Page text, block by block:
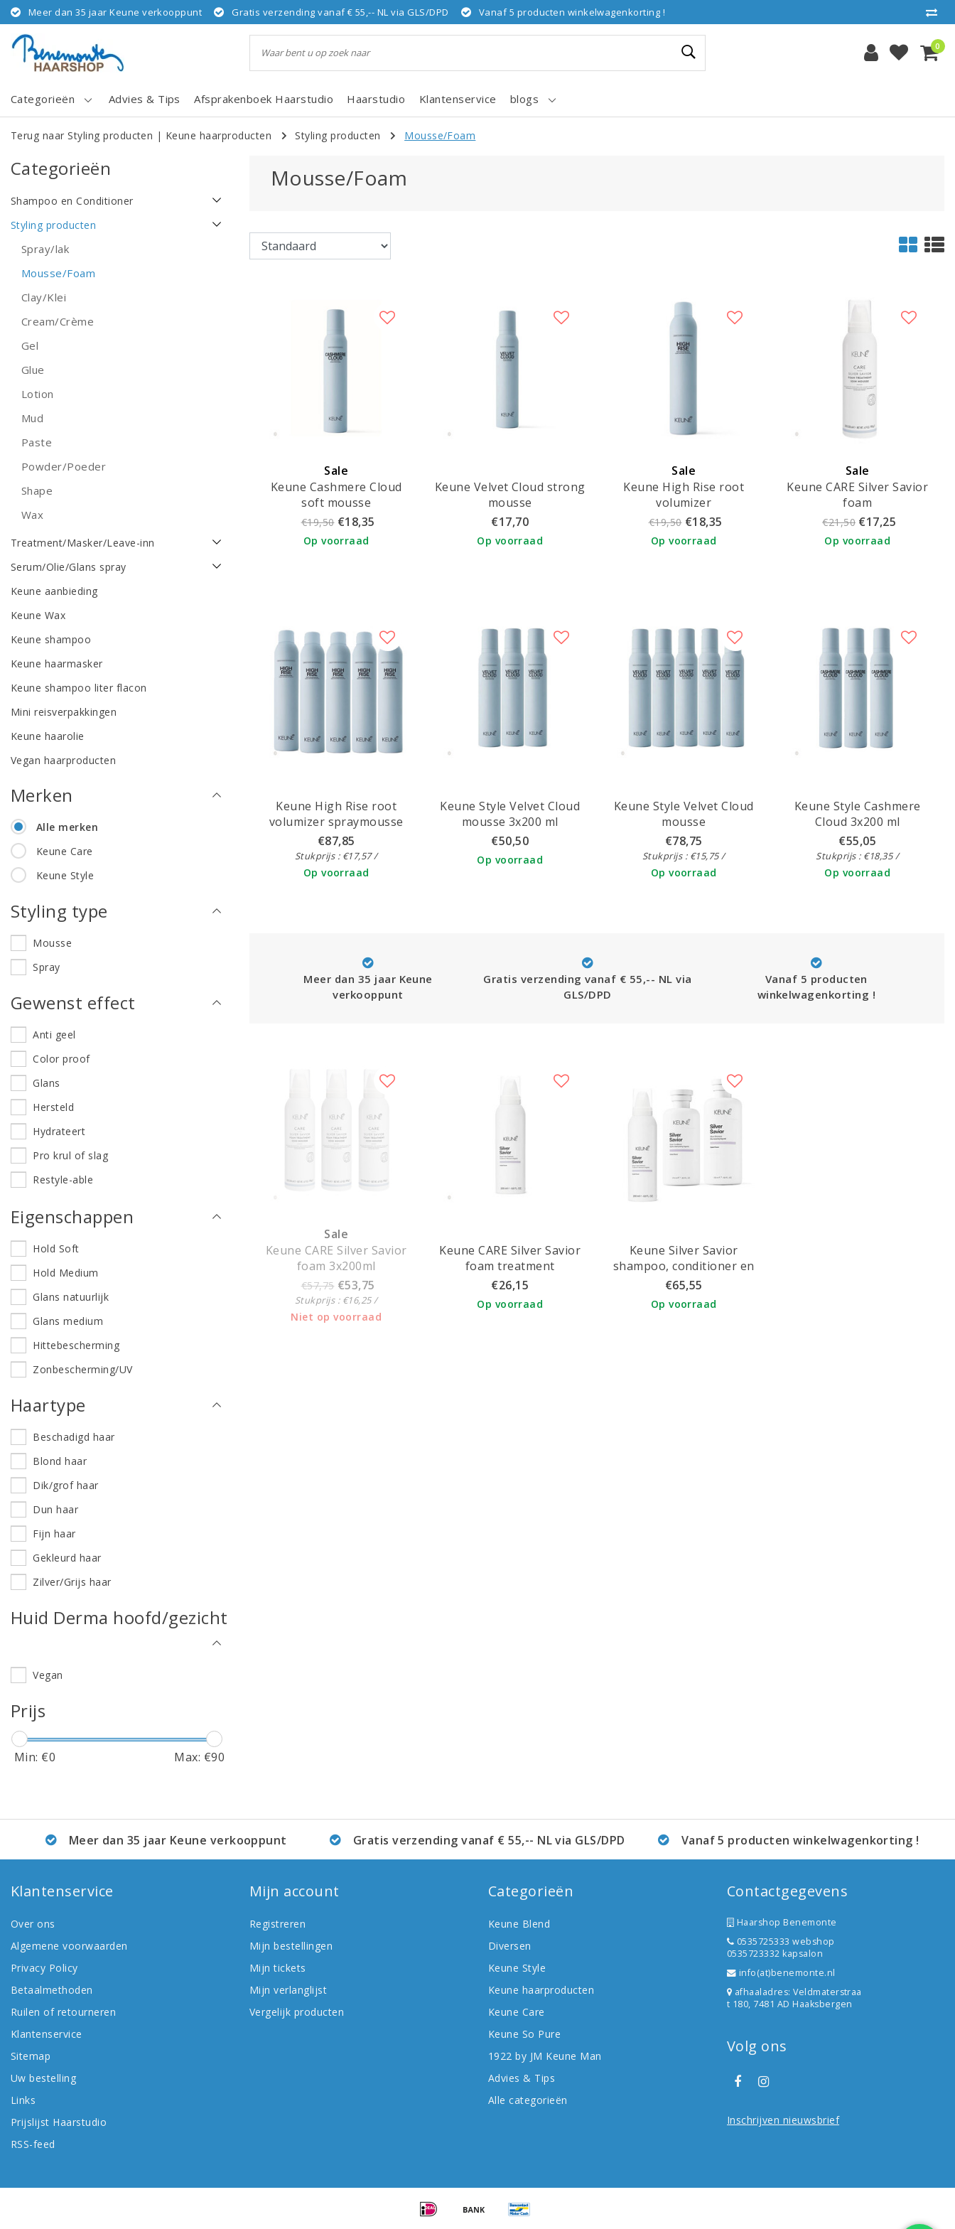
Meer dan 35 jaar Keune verkooppunt Gratis verzending vanaf € 55,-- NL via GLS/DPD Vanaf 5 producten winkelwagenkorting !
0
Categorieën Advies & Tips Afsprakenboek Haarstudio Haarstudio Klantenservice blogs
Terug naar Styling producten | Keune haarproducten Styling producten Mousse/Foam
Categorieën
Shampoo en Conditioner
Styling producten
Spray/lak
Mousse/Foam
Clay/Klei
Cream/Crème
Gel
Glue
Lotion
Mud
Paste
Powder/Poeder
Shape
Wax
Treatment/Masker/Leave-inn
Serum/Olie/Glans spray
Keune aanbieding
Keune Wax
Keune shampoo
Keune haarmasker
Keune shampoo liter flacon
Mini reisverpakkingen
Keune haarolie
Vegan haarproducten
Merken
Alle merken
Keune Care
Keune Style
Styling type
Mousse
Spray
Gewenst effect
Anti geel
Color proof
Glans
Hersteld
Hydrateert
Pro krul of slag
Restyle-able
Verstevigd
Voedend
Volume
Eigenschappen
Hold Soft
Hold Medium
Glans natuurlijk
Glans medium
Hittebescherming
Zonbescherming/UV
Haartype
Beschadigd haar
Blond haar
Dik/grof haar
Dun haar
Fijn haar
Gekleurd haar
Zilver/Grijs haar
Huid Derma hoofd/gezicht
Vegan
Prijs
Min: €0 Max: €90
Mousse/Foam
Sale
Keune Cashmere Cloud
soft mousse
€19,50 €18,35
Op voorraad
Keune Velvet Cloud strong
mousse
€17,70
Op voorraad
Sale
Keune High Rise root
volumizer
€19,50 €18,35
Op voorraad
Sale
Keune CARE Silver Savior
foam
€21,50 €17,25
Op voorraad
Keune High Rise root
volumizer spraymousse
5x300 ml
€87,85
Stukprijs : €17,57 /
Op voorraad
Keune Style Velvet Cloud
mousse 3x200 ml
€50,50
Op voorraad
Keune Style Velvet Cloud
mousse
€78,75
Stukprijs : €15,75 /
Op voorraad
Keune Style Cashmere
Cloud 3x200 ml
€55,05
Stukprijs : €18,35 /
Op voorraad
Meer dan 35 jaar Keune
verkooppunt
Gratis verzending vanaf € 55,-- NL via
GLS/DPD
Vanaf 5 producten
winkelwagenkorting !
Sale
Keune CARE Silver Savior
foam 3x200ml
€57,75 €53,75
Stukprijs : €16,25 /
Niet op voorraad
Keune CARE Silver Savior
foam treatment
€26,15
Op voorraad
Keune Silver Savior
shampoo, conditioner en
foam treatment
€65,55
Op voorraad
Meer dan 35 jaar Keune verkooppunt Gratis verzending vanaf € 55,-- NL via GLS/DPD Vanaf 5 producten winkelwagenkorting !
Klantenservice
Over ons
Algemene voorwaarden
Privacy Policy
Betaalmethoden
Ruilen of retourneren
Klantenservice
Sitemap
Uw bestelling
Links
Prijslijst Haarstudio
RSS-feed
Mijn account
Registreren
Mijn bestellingen
Mijn tickets
Mijn verlanglijst
Vergelijk producten
Categorieën
Keune Blend
Diversen
Keune Style
Keune haarproducten
Keune Care
Keune So Pure
1922 by JM Keune Man
Advies & Tips
Alle categorieën
Contactgegevens
Haarshop Benemonte
0535725333 webshop
0535723332 kapsalon
info(at)benemonte.nl
afhaaladres: Veldmaterstraa
t 180, 7481 AD Haaksbergen
Volg ons
Inschrijven nieuwsbrief